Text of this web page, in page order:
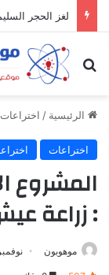
بحث عن
الرئيسية / اختراعات
اختراعات
المشروع
: زراعة
موهوبون نوفمبر 30, 1999